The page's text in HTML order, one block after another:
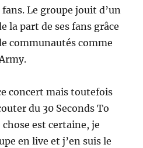
Le groupe jouit d’un
la part de ses fans grâce
communautés comme
concert mais toutefois
du 30 Seconds To
est certaine, je
en live et j’en suis le